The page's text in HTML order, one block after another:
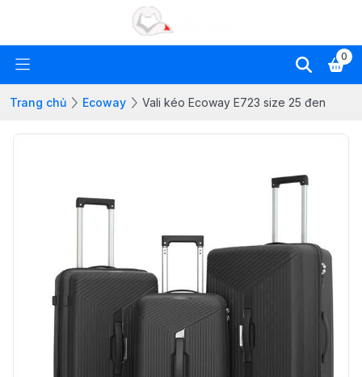
0
Trang chủ Ecoway Vali kéo Ecoway E723 size 25 đen